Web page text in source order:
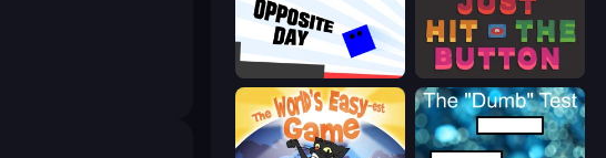
Opposite Day Just Hit the Button